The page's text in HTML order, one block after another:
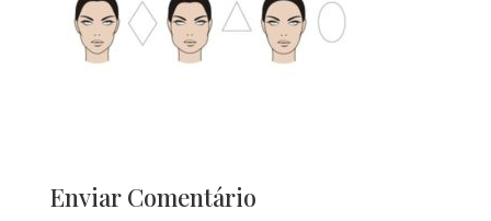
Enviar Comentário